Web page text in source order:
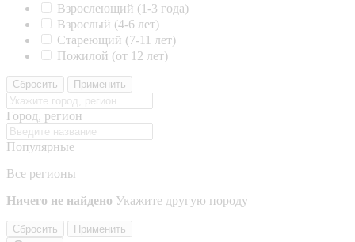
Взрослеющий (1-3 года)
Взрослый (4-6 лет)
Стареющий (7-11 лет)
Пожилой (от 12 лет)
Сбросить Применить
Город, регион
Популярные
Все регионы
Ничего не найдено Укажите другую породу
Сбросить
Применить